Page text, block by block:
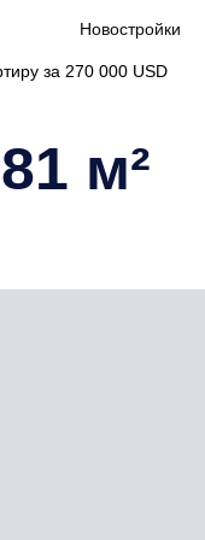
Новостройки
за 270 000 USD
м²